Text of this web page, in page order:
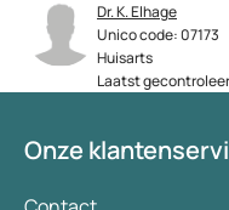
Dr. K. Elhage
Unico code: 07173
Huisarts
Laatst
Onze